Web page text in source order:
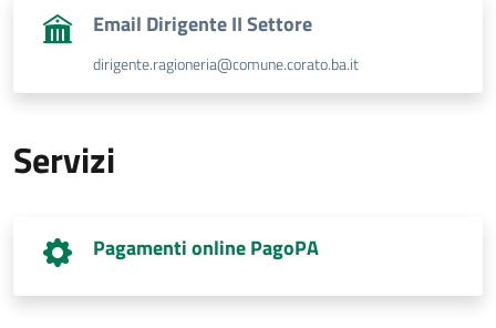
Email Dirigente II Settore
dirigente.ragioneria@comune.corato.ba.it
Servizi
Pagamenti online PagoPA